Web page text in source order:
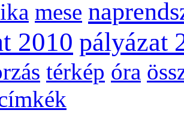
mese
2010 pályázat
térkép óra